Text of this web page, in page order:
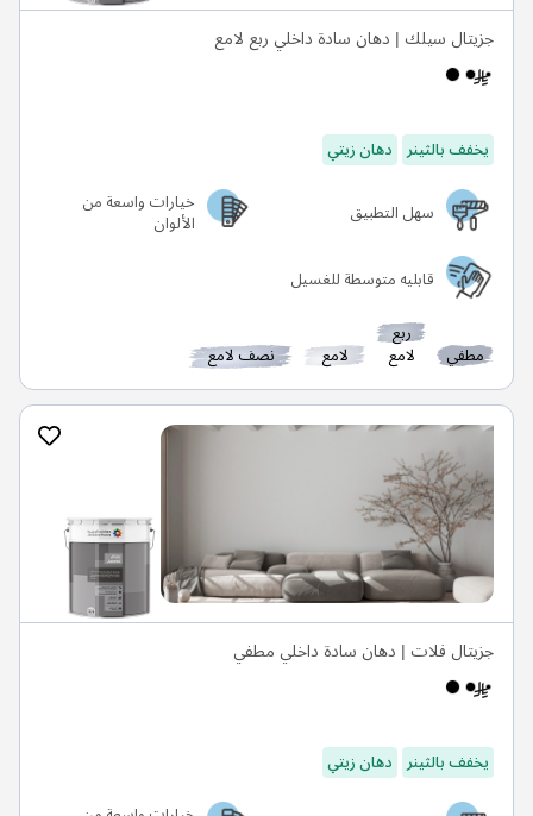
جزيتال سيلك | دهان سادة داخلي ربع لامع
يخفف بالثينر دهان زيتي
سهل التطبيق
خيارات واسعة من
الألوان
قابليه متوسطة للغسيل
مطفي
ربع
لامع لامع نصف لامع
جزيتال فلات | دهان سادة داخلي مطفي
يخفف بالثينر دهان زيتي